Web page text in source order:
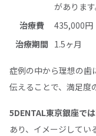
があります
治療費
435,000円
治療期間 1.5ヶ月
症例の中から理想の歯
伝えることで、満足度
5DENTAL東京銀座で
あり、イメージしてい